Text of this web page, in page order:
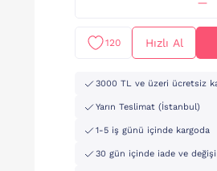
120 Hızlı Al
3000 TL ve üzeri ücretsiz
Yarın Teslimat (İstanbul)
1-5 iş günü içinde kargoda
30 gün içinde iade ve